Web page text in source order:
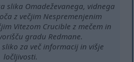
slika Omadeževanega, vidnega
z večjim Nespremenjenim
Vitezom Crucible z mečem in
gradu Redmane.
za več informacij in višje
ločljivosti.